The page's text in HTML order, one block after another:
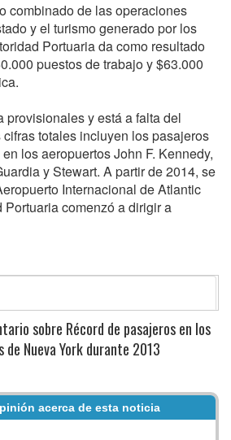
combinado de las operaciones
y el turismo generado por los
Portuaria da como resultado
puestos de trabajo y $63.000
provisionales y está a falta del
totales incluyen los pasajeros
los aeropuertos John F. Kennedy,
y Stewart. A partir de 2014, se
Internacional de Atlantic
Portuaria comenzó a dirigir a
sobre Récord de pasajeros en los
de Nueva York durante 2013
acerca de esta noticia